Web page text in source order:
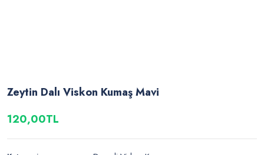
Zeytin Dalı Viskon Kumaş Mavi
120,00TL